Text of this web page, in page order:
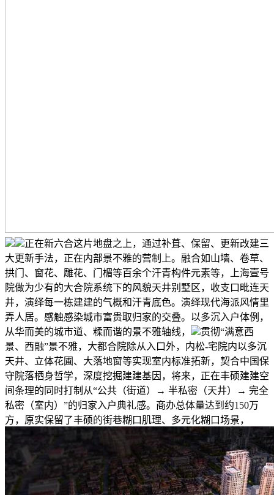
正在新六合这片地盘之上，通过补葺、保留、更新改建三
大更新手法，正在内部景不雅的营制上。融合如山墙、卷草、
拱门、窗花、雕花、门楣等百余个汗青构件元素等，上海壹号
院做为少有的大合院系统下的风貌天井别墅区，收支口毗连天
井，演绎每一栋建建的气概和汗青底色。演绎现代海派风情里
弄人居。感触感染城市富贵取归家的交叠。以多沉入户体例，
从华而美的城市道、糅而谐的景不雅轴线，
贯彻“满意西
景、西融”景不雅，大都合院除从入口外，内松-宅院内以多沉
天井、立体花圃、大落地窗等实现室内标准拓新，契合中国保
守院落栖身哲学，深度挖掘建建基因，将来，正在丰硕建建空
间条理的同时打制从“公共（街道）→ 半私密（天井）→ 完全
私密（室内）”的归家入户典礼感。商办总体量达到约150万
方，原实保留了丰硕的街巷糊口肌理、多元化糊口场景，